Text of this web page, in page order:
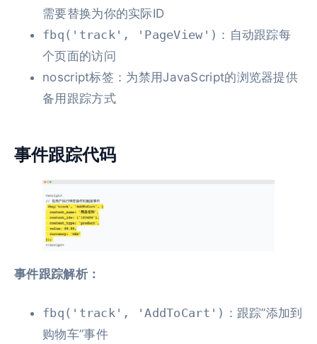
需要替换为你的实际ID
fbq('track', 'PageView') ：自动跟踪每
个页面的访问
noscript标签：为禁用JavaScript的浏览器提供
备用跟踪方式
事件跟踪代码
事件跟踪解析：
fbq('track', 'AddToCart') ：跟踪”添加到
购物车”事件